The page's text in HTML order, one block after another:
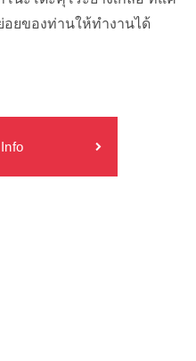
อยของท่านให้ทำงานได้